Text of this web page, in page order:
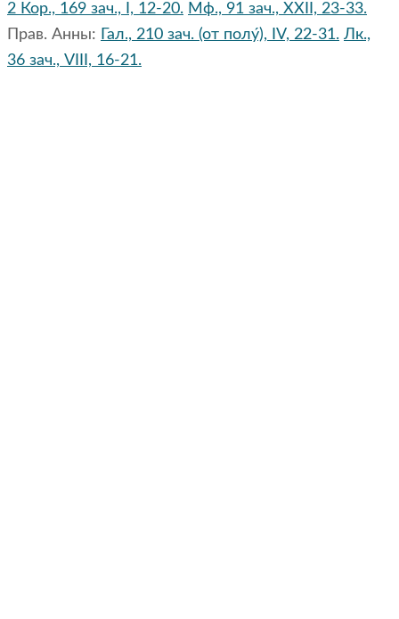
2 Кор., 169 зач., I, 12-20. Мф., 91 зач., XXII, 23-33.
Прав. Анны: Гал., 210 зач. (от полу́), IV, 22-31. Лк.,
36 зач., VIII, 16-21.